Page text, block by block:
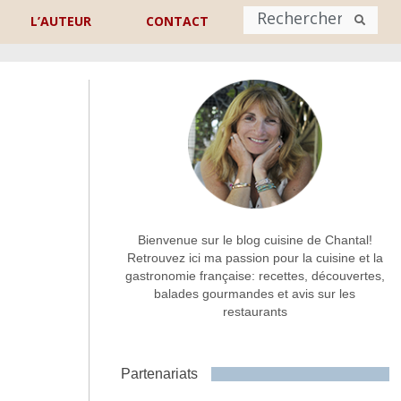
L’AUTEUR CONTACT
Nom
Commentaire ou message *
Bienvenue sur le blog cuisine de Chantal!
Retrouvez ici ma passion pour la cuisine et la
gastronomie française: recettes, découvertes,
balades gourmandes et avis sur les
restaurants
Partenariats